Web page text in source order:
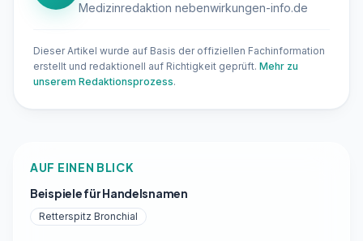
Medizinredaktion nebenwirkungen-info.de
Dieser Artikel wurde auf Basis der offiziellen Fachinformation
erstellt und redaktionell auf Richtigkeit geprüft. Mehr zu
unserem Redaktionsprozess.
AUF EINEN BLICK
Beispiele für Handelsnamen
Retterspitz Bronchial